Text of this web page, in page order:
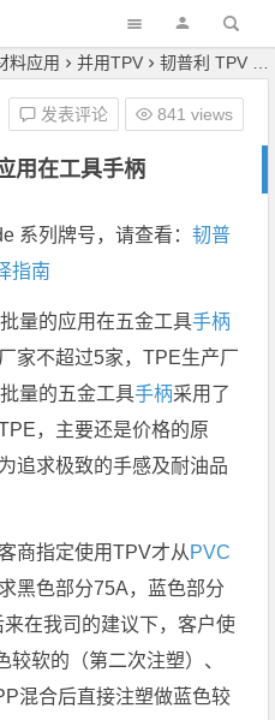
料应用 并用TPV 韧普利 TPV 1075AN-N应用在工具手柄
用在工具手柄
发表评论 841 views
系列牌号，请查看：韧普
指南
量的应用在五金工具手柄
家不超过5家，TPE生产厂
量的五金工具手柄采用了
，主要还是价格的原
追求极致的手感及耐油品
商指定使用TPV才从 PVC
黑色部分75A，蓝色部分
在我司的建议下，客户使
软的（第二次注塑）、
混合后直接注塑做蓝色较